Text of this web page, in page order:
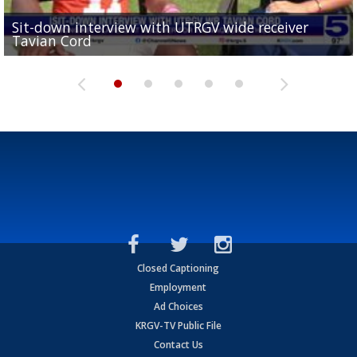
Sit-down interview with UTRGV wide receiver
Tavian Cord
Two-a-Day Tour 2026: Raymondville Bearkats
Two-a-Day Tour 2026: Port Isabel Tarpons
UTRGV football ranks fourth in SLC preseason poll
and receiving votes in...
Two-a-Day Tour 2026: Santa Rosa Warriors
Closed Captioning
Employment
Ad Choices
KRGV-TV Public File
Contact Us